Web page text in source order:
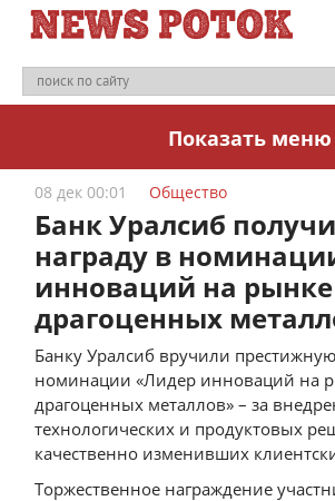
Показать меню
08 дек 00:01 Общество
Банк Уралсиб
награду в
инноваций на рынке
драгоценных
Банку Уралсиб вручили
номинации «Лидер инноваций на
драгоценных металлов» – за
технологических и продуктовых
качественно изменивших
Торжественное награждение